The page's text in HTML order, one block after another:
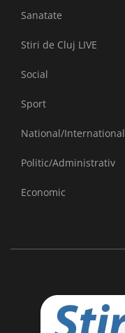
Sanatate
Stiri de Cluj LIVE
Social
Sport
National/International
Politic/Administrativ
Economic